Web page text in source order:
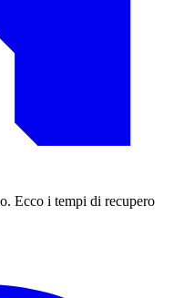
Ecco i tempi di recupero